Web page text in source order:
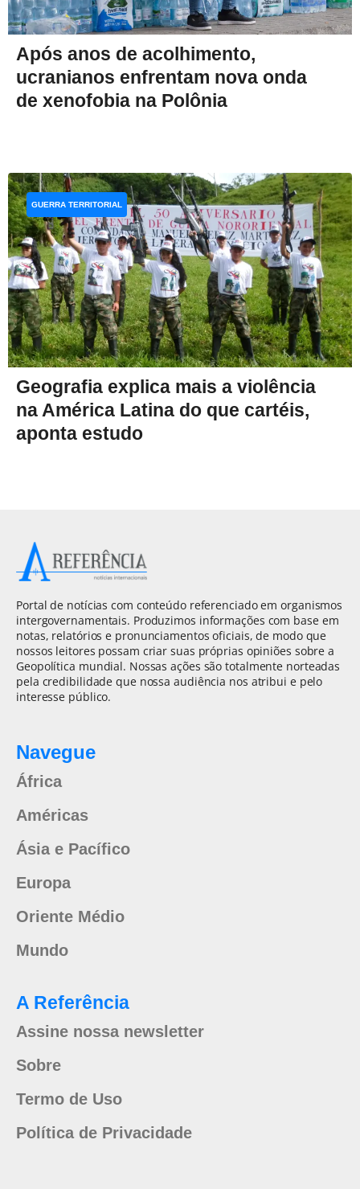
Após anos de acolhimento,
ucranianos enfrentam nova onda
de xenofobia na Polônia
Geografia explica mais a violência
na América Latina do que cartéis,
aponta estudo
GUERRA TERRITORIAL
Portal de notícias com conteúdo referenciado em organismos
intergovernamentais. Produzimos informações com base em
notas, relatórios e pronunciamentos oficiais, de modo que
nossos leitores possam criar suas próprias opiniões sobre a
Geopolítica mundial. Nossas ações são totalmente norteadas
pela credibilidade que nossa audiência nos atribui e pelo
interesse público.
Navegue
África
Américas
Ásia e Pacífico
Europa
Oriente Médio
Mundo
A Referência
Assine nossa newsletter
Sobre
Termo de Uso
Política de Privacidade